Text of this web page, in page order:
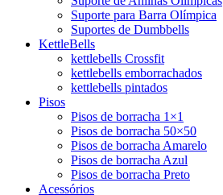
Suporte para Barra Olímpica
Suportes de Dumbbells
KettleBells
kettlebells Crossfit
kettlebells emborrachados
kettlebells pintados
Pisos
Pisos de borracha 1×1
Pisos de borracha 50×50
Pisos de borracha Amarelo
Pisos de borracha Azul
Pisos de borracha Preto
Acessórios